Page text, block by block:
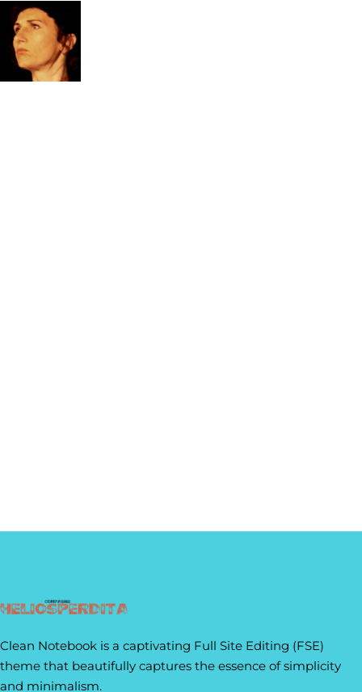
Clean Notebook is a captivating Full Site Editing (FSE)
theme that beautifully captures the essence of simplicity
and minimalism.